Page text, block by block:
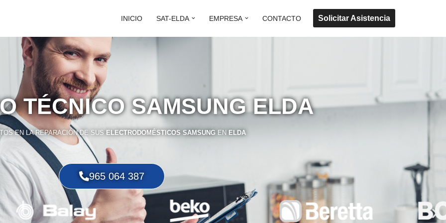
INICIO SAT-ELDA EMPRESA CONTACTO Solicitar Asistencia
TÉCNICO SAMSUNG ELDA
EN LA REPARACIÓN DE SUS ELECTRODOMÉSTICOS SAMSUNG EN ELDA
965 064 387